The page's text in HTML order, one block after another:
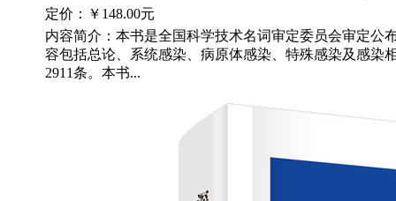
定价：
￥148.00元
内容简介：本书是全国科学技术名词审定委员会审定公
容包括总论、系统感染、病原体感染、特殊感染及感染
2911条。本书...